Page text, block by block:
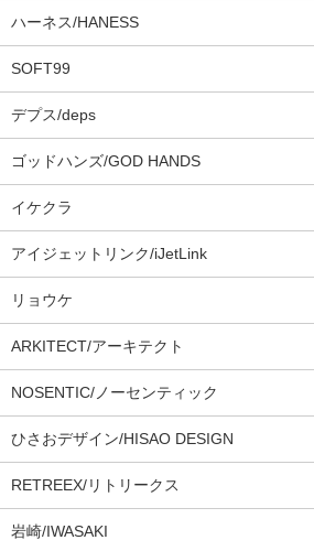
ハーネス/HANESS
SOFT99
デプス/deps
ゴッドハンズ/GOD HANDS
イケクラ
アイジェットリンク/iJetLink
リョウケ
ARKITECT/アーキテクト
NOSENTIC/ノーセンティック
ひさおデザイン/HISAO DESIGN
RETREEX/リトリークス
岩崎/IWASAKI